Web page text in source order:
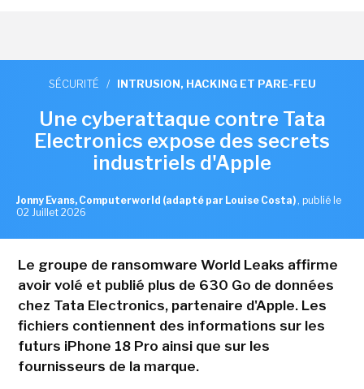
SÉCURITÉ / INTRUSION, HACKING ET PARE-FEU
Une cyberattaque contre Tata
Electronics expose des secrets
industriels d'Apple
Jonny Evans, Computerworld (adapté par Louise Costa) , publié le
02 Juillet 2026
Le groupe de ransomware World Leaks affirme
avoir volé et publié plus de 630 Go de données
chez Tata Electronics, partenaire d'Apple. Les
fichiers contiennent des informations sur les
futurs iPhone 18 Pro ainsi que sur les
fournisseurs de la marque.